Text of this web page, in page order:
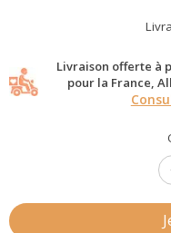
Livraison offerte à
pour la France,